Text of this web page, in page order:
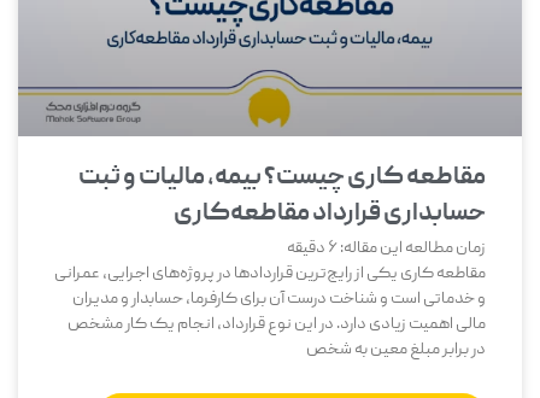
مقاطعه‌ کاری چیست؟ بیمه، مالیات و ثبت
حسابداری قرارداد مقاطعه‌کاری
زمان مطالعه این مقاله:6 دقیقه
مقاطعه ‌کاری یکی از رایج‌ترین قراردادها در پروژه‌های اجرایی، عمرانی
و خدماتی است و شناخت درست آن برای کارفرما، حسابدار و مدیران
مالی اهمیت زیادی دارد. در این نوع قرارداد، انجام یک کار مشخص
در برابر مبلغ معین به شخص